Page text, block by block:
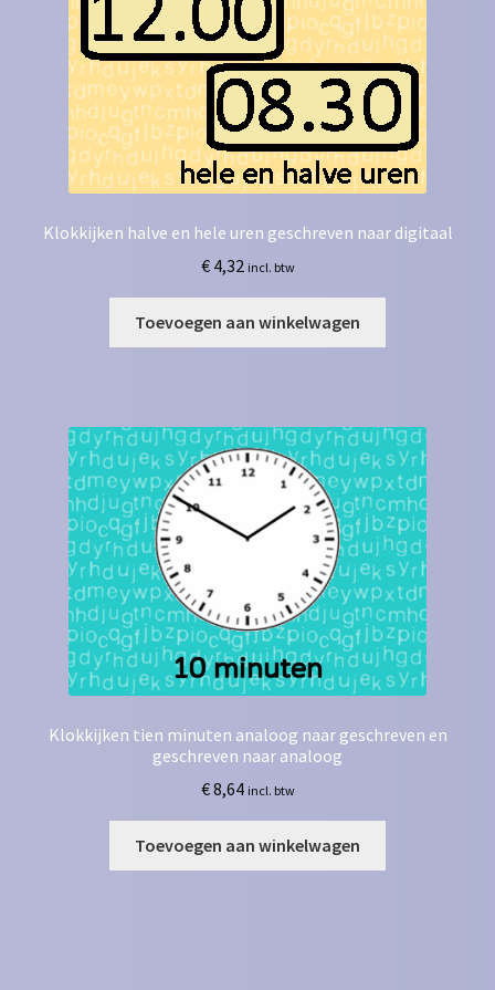
Klokkijken halve en hele uren geschreven naar digitaal
€4,32 incl. btw
Toevoegen aan winkelwagen
Klokkijken tien minuten analoog naar geschreven en
geschreven naar analoog
€8,64 incl. btw
Toevoegen aan winkelwagen